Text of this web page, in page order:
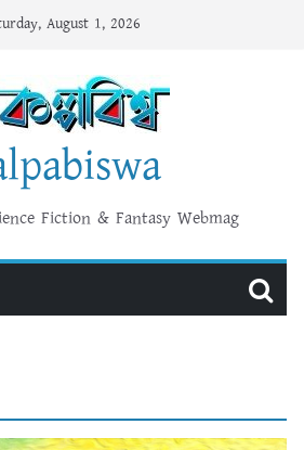
August 1, 2026
Fiction & Fantasy Webmag